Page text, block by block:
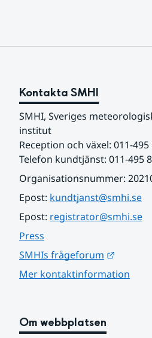
Kontakta SMHI
SMHI, Sveriges
institut
Reception och växel: 011-495
Telefon kundtjänst: 011-495
Organisationsnummer:
Epost: kundtjanst@smhi.se
Epost: registrator@smhi.se
Press
SMHIs frågeforum
Mer kontaktinformation
Om webbplatsen